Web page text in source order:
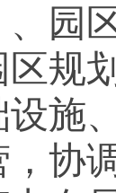
、园
规
设施
协